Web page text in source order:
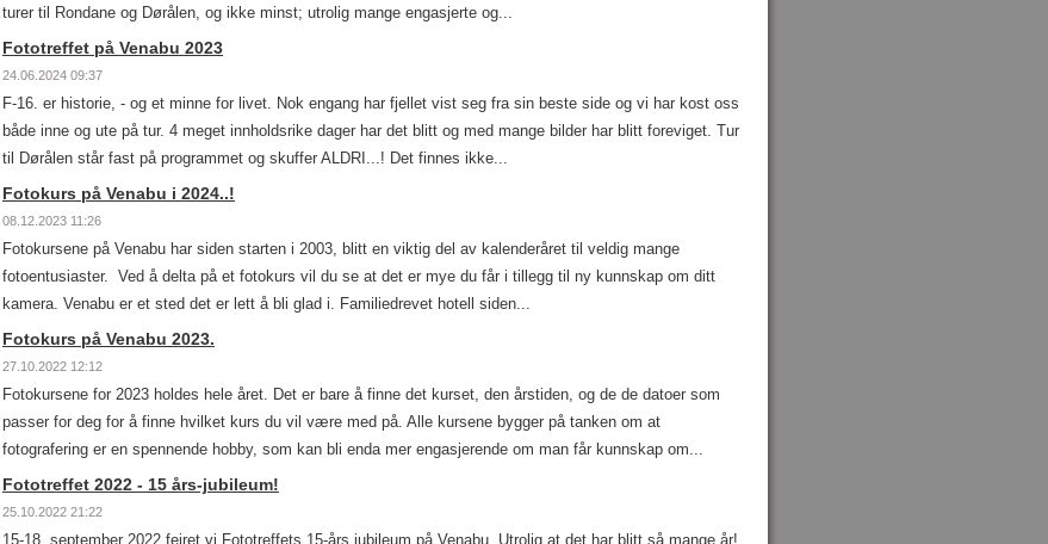
turer til Rondane og Dørålen, og ikke minst; utrolig mange engasjerte og...
Fototreffet på Venabu 2023
24.06.2024 09:37
F-16. er historie, - og et minne for livet. Nok engang har fjellet vist seg fra sin beste side og vi har kost oss
både inne og ute på tur. 4 meget innholdsrike dager har det blitt og med mange bilder har blitt foreviget. Tur
til Dørålen står fast på programmet og skuffer ALDRI...! Det finnes ikke...
Fotokurs på Venabu i 2024..!
08.12.2023 11:26
Fotokursene på Venabu har siden starten i 2003, blitt en viktig del av kalenderåret til veldig mange
fotoentusiaster. Ved å delta på et fotokurs vil du se at det er mye du får i tillegg til ny kunnskap om ditt
kamera. Venabu er et sted det er lett å bli glad i. Familiedrevet hotell siden...
Fotokurs på Venabu 2023.
27.10.2022 12:12
Fotokursene for 2023 holdes hele året. Det er bare å finne det kurset, den årstiden, og de de datoer som
passer for deg for å finne hvilket kurs du vil være med på. Alle kursene bygger på tanken om at
fotografering er en spennende hobby, som kan bli enda mer engasjerende om man får kunnskap om...
Fototreffet 2022 - 15 års-jubileum!
25.10.2022 21:22
15-18. september 2022 feiret vi Fototreffets 15-års jubileum på Venabu. Utrolig at det har blitt så mange år!